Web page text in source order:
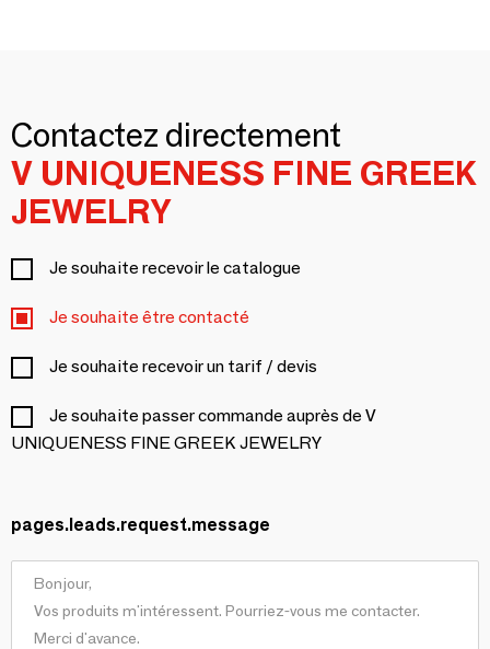
Contactez directement
V UNIQUENESS FINE GREEK
JEWELRY
Je souhaite recevoir le catalogue
Je souhaite être contacté
Je souhaite recevoir un tarif / devis
Je souhaite passer commande auprès de V
UNIQUENESS FINE GREEK JEWELRY
pages.leads.request.message